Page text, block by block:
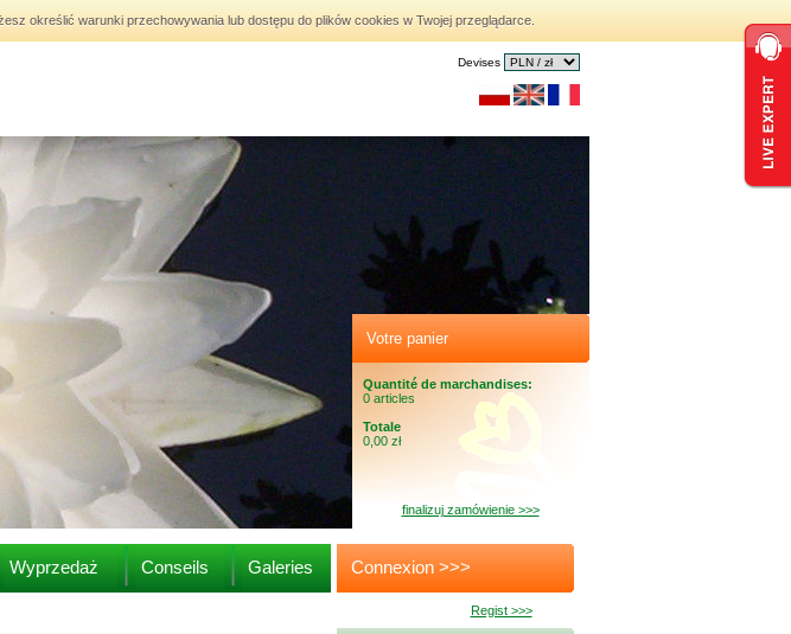
określić warunki przechowywania lub dostępu do plików cookies w Twojej przeglądarce.
Devises
Votre panier
Quantité de marchandises:
0 articles
Totale
0,00 zł
finalizuj zamówienie >>>
Wyprzedaż Conseils Galeries Connexion >>>
Regist >>>